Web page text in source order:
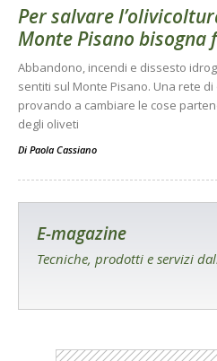
Per salvare
Monte Pisano bisogna
Abbandono, incendi e dissesto
sentiti sul Monte Pisano. Una rete
provando a cambiare le cose
degli oliveti
Di Paola Cassiano
E-magazine
Tecniche, prodotti e servizi